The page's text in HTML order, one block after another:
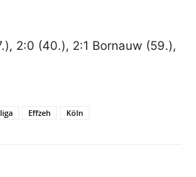
2:0 (40.), 2:1 Bornauw (59.),
Effzeh Köln